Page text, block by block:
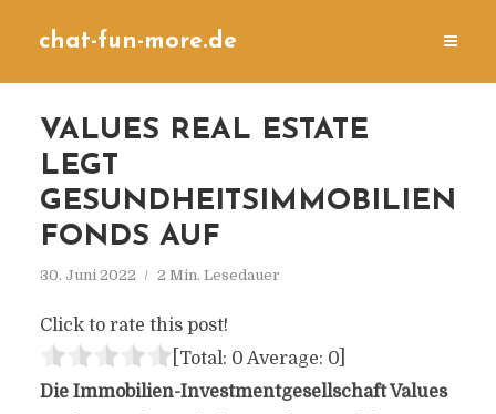
chat-fun-more.de
VALUES REAL ESTATE
LEGT
GESUNDHEITSIMMOBILIEN
FONDS AUF
30. Juni 2022 2 Min. Lesedauer
Click to rate this post!
[Total: 0 Average: 0]
Die Immobilien-Investmentgesellschaft Values